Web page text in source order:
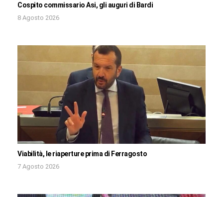
Cospito commissario Asi, gli auguri di Bardi
8 Agosto 2026
Viabilità, le riaperture prima di Ferragosto
7 Agosto 2026